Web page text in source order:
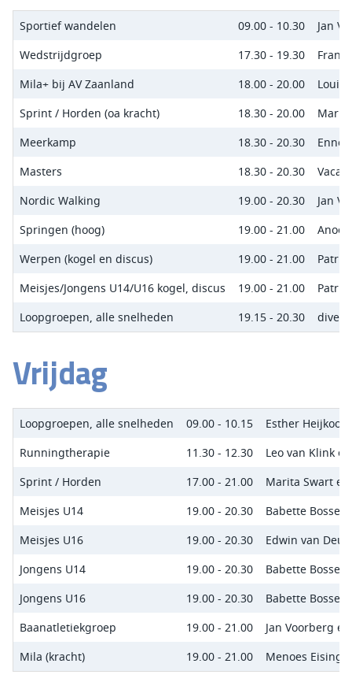
Sportief wandelen 09.00 - 10.30
Jan
Wedstrijdgroep
17.30 - 19.30
Frank
Mila+ bij AV Zaanland
18.00 - 20.00
Louis
Sprint / Horden (oa kracht)
18.30 - 20.00
Meerkamp
18.30 - 20.30
Enno
Masters
18.30 - 20.30
Nordic Walking
19.00 - 20.30
Jan
Springen (hoog)
19.00 - 21.00
Werpen (kogel en discus)
19.00 - 21.00
Meisjes/Jongens U14/U16 kogel, discus
19.00 - 21.00
Loopgroepen, alle snelheden
19.15 - 20.30
Vrijdag
Loopgroepen, alle snelheden 09.00 - 10.15
Esther Heijkoop
Runningtherapie
11.30 - 12.30
Leo van Klink
Sprint / Horden
17.00 - 21.00
Marita Swart
Meisjes U14
19.00 - 20.30
Babette Bosse,
Meisjes U16
19.00 - 20.30
Edwin van
Jongens U14
19.00 - 20.30
Babette Bosse,
Jongens U16
19.00 - 20.30
Babette Bosse,
Baanatletiekgroep
19.00 - 21.00
Jan Voorberg
Mila (kracht)
19.00 - 21.00 Menoes Eising